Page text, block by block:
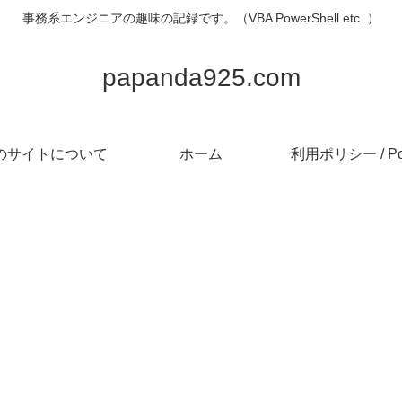
事務系エンジニアの趣味の記録です。（VBA PowerShell etc..）
papanda925.com
サイトについて ホーム 利用ポリシー /